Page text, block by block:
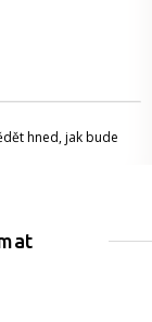
hned, jak bude